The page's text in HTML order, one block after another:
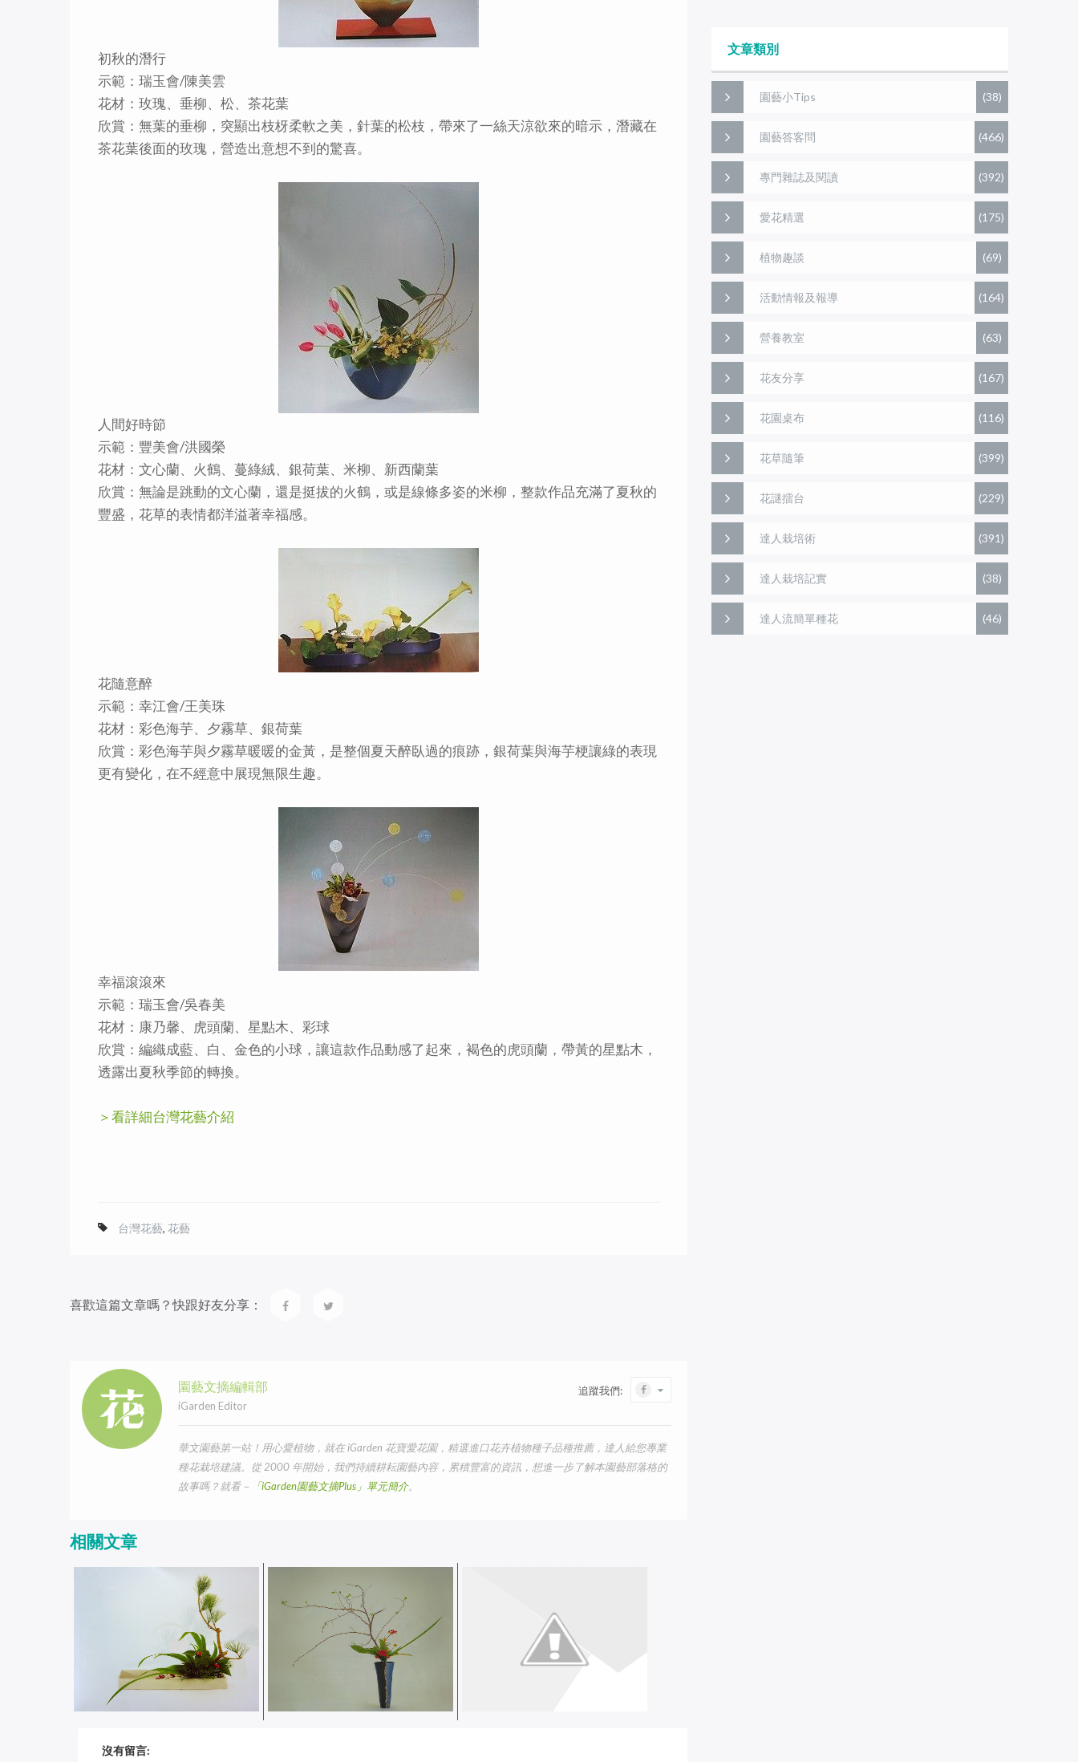
初秋的潛行
示範：瑞玉會/陳美雲
花材：玫瑰、垂柳、松、茶花葉
欣賞：無葉的垂柳，突顯出枝枒柔軟之美，針葉的松枝，帶來了一絲天涼欲來的暗示，潛藏在
茶花葉後面的玫瑰，營造出意想不到的驚喜。
人間好時節
示範：豐美會/洪國榮
花材：文心蘭、火鶴、蔓綠絨、銀荷葉、米柳、新西蘭葉
欣賞：無論是跳動的文心蘭，還是挺拔的火鶴，或是線條多姿的米柳，整款作品充滿了夏秋的
豐盛，花草的表情都洋溢著幸福感。
花隨意醉
示範：幸江會/王美珠
花材：彩色海芋、夕霧草、銀荷葉
欣賞：彩色海芋與夕霧草暖暖的金黃，是整個夏天醉臥過的痕跡，銀荷葉與海芋梗讓綠的表現
更有變化，在不經意中展現無限生趣。
幸福滾滾來
示範：瑞玉會/吳春美
花材：康乃馨、虎頭蘭、星點木、彩球
欣賞：編織成藍、白、金色的小球，讓這款作品動感了起來，褐色的虎頭蘭，帶黃的星點木，
透露出夏秋季節的轉換。
＞看詳細台灣花藝介紹
台灣花藝, 花藝
喜歡這篇文章嗎？快跟好友分享：
園藝文摘編輯部
iGarden Editor
追蹤我們:
華文園藝第一站！用心愛植物，就在 iGarden 花寶愛花園，精選進口花卉植物種子品種推薦，達人給您專業
種花栽培建議。從 2000 年開始，我們持續耕耘園藝內容，累積豐富的資訊，想進一步了解本園藝部落格的
故事嗎？就看－
「iGarden園藝文摘Plus」單元簡介。
相關文章
台灣花藝：古韻典雅．幽遠蒼蒼
沒有留言:
文章類別
園藝小Tips (38)
園藝答客問 (466)
專門雜誌及閱讀 (392)
愛花精選 (175)
植物趣談 (69)
活動情報及報導 (164)
營養教室 (63)
花友分享 (167)
花園桌布 (116)
花草隨筆 (399)
花謎擂台 (229)
達人栽培術 (391)
達人栽培記實 (38)
達人流簡單種花 (46)